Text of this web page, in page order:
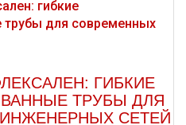
ГИБКИЕ
ТРУБЫ ДЛЯ
СЕТЕЙ